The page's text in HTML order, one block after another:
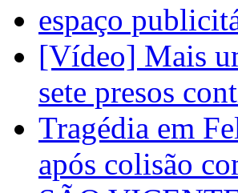
espaço
[Vídeo] Mais
sete presos
Tragédia em
após colisão